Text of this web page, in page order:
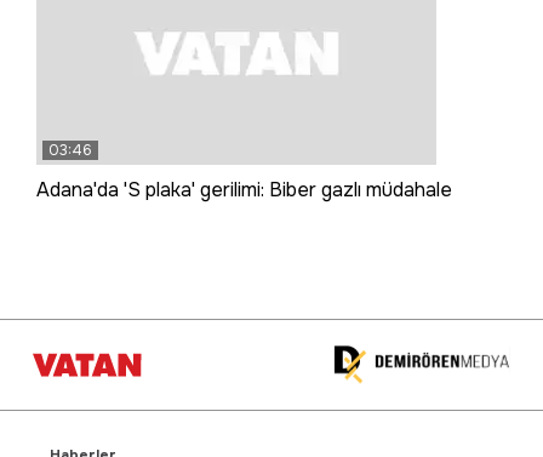
03:46
Adana'da 'S plaka' gerilimi: Biber gazlı müdahale